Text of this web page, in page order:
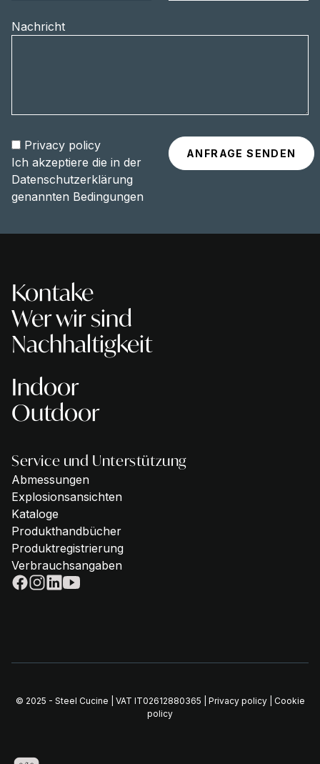
Nachricht
Privacy policy
Ich akzeptiere die in der
Datenschutzerklärung
genannten Bedingungen
Kontake
Wer wir sind
Nachhaltigkeit
Indoor
Outdoor
Service und Unterstützung
Abmessungen
Explosionsansichten
Kataloge
Produkthandbücher
Produktregistrierung
Verbrauchsangaben
© 2025 - Steel Cucine | VAT IT02612880365 | Privacy policy| Cookie
policy